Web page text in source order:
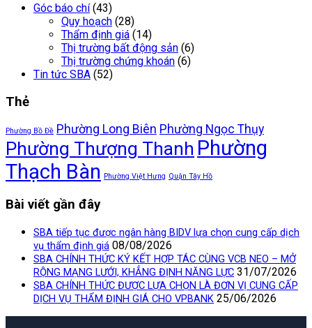
Góc báo chí (43)
Quy hoạch (28)
Thẩm định giá (14)
Thị trường bất động sản (6)
Thị trường chứng khoán (6)
Tin tức SBA (52)
Thẻ
Phường Bồ Đề Phường Long Biên Phường Ngọc Thụy
Phường Thượng Thanh Phường
Thạch Bàn
Phường Việt Hưng Quận Tây Hồ
Bài viết gần đây
SBA tiếp tục được ngân hàng BIDV lựa chọn cung cấp dịch
vụ thẩm định giá 08/08/2026
SBA CHÍNH THỨC KÝ KẾT HỢP TÁC CÙNG VCB NEO – MỞ
RỘNG MẠNG LƯỚI, KHẲNG ĐỊNH NĂNG LỰC 31/07/2026
SBA CHÍNH THỨC ĐƯỢC LỰA CHỌN LÀ ĐƠN VỊ CUNG CẤP
DỊCH VỤ THẨM ĐỊNH GIÁ CHO VPBANK 25/06/2026